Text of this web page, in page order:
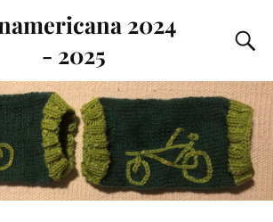
2024
- 2025